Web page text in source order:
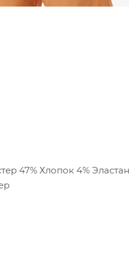
47% Хлопок 4%